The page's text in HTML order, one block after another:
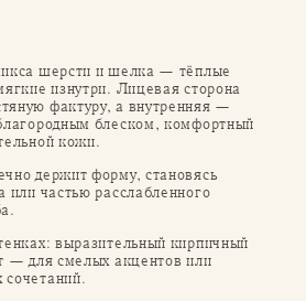
шерсти и шелка — тёплые
изнутри. Лицевая сторона
фактуру, а внутренняя —
блеском, комфортный
кожи.
держит форму, становясь
или частью расслабленного
выразительный кирпичный
— для смелых акцентов или